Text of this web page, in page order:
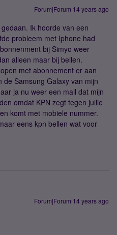
Forum|Forum|14 years ago
Ik hoorde van een
probleem met Iphone had
bij Simyo weer
alleen maar bij bellen.
met abonnement er aan
Samsung Galaxy van mijn
ja nu weer een mail dat mijn
omdat KPN zegt tegen jullie
komt met mobiele nummer.
eens kpn bellen wat voor
Forum|Forum|14 years ago